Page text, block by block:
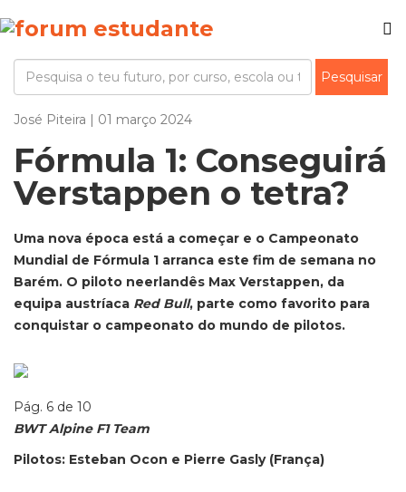
José Piteira | 01 março 2024
Fórmula 1: Conseguirá
Verstappen o tetra?
Uma nova época está a começar e o Campeonato
Mundial de Fórmula 1 arranca este fim de semana no
Barém. O piloto neerlandês Max Verstappen, da
equipa austríaca Red Bull, parte como favorito para
conquistar o campeonato do mundo de pilotos.
Pág. 6 de 10
BWT Alpine F1 Team
Pilotos: Esteban Ocon e Pierre Gasly (França)